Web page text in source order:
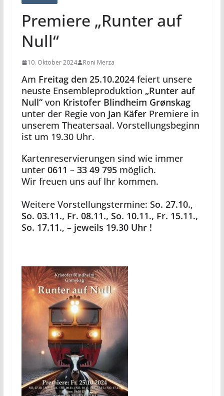
Premiere „Runter auf
Null“
10. Oktober 2024 Roni Merza
Am Freitag den 25.10.2024feiert unsere
neuste Ensembleproduktion „Runter auf
Null“von Kristofer Blindheim Grønskag
unter der Regie von Jan Käfer Premiere in
unserem Theatersaal. Vorstellungsbeginn
ist um 19.30 Uhr.
Kartenreservierungen sind wie immer
unter 0611 – 33 49 795möglich.
Wir freuen uns auf Ihr kommen.
Weitere Vorstellungstermine: So. 27.10.,
So. 03.11., Fr. 08.11., So. 10.11., Fr. 15.11.,
So. 17.11., – jeweils 19.30 Uhr !